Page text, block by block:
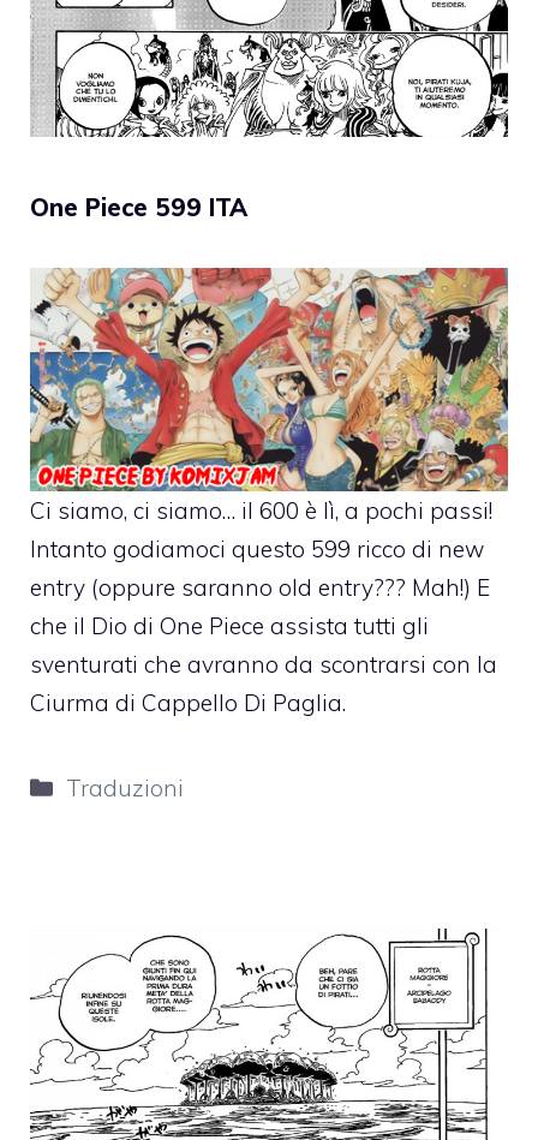
One Piece 599 ITA
Ci siamo, ci siamo… il 600 è lì, a pochi passi!
Intanto godiamoci questo 599 ricco di new
entry (oppure saranno old entry??? Mah!) E
che il Dio di One Piece assista tutti gli
sventurati che avranno da scontrarsi con la
Ciurma di Cappello Di Paglia.
Categorie
Traduzioni